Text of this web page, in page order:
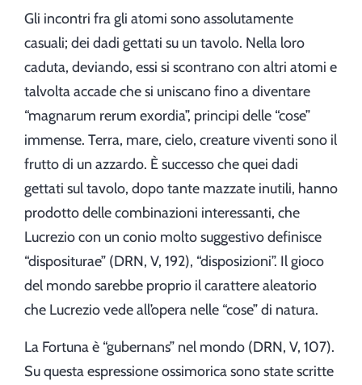
Gli incontri fra gli atomi sono assolutamente
casuali; dei dadi gettati su un tavolo. Nella loro
caduta, deviando, essi si scontrano con altri atomi e
talvolta accade che si uniscano fino a diventare
“magnarum rerum exordia”, principi delle “cose”
immense. Terra, mare, cielo, creature viventi sono il
frutto di un azzardo. È successo che quei dadi
gettati sul tavolo, dopo tante mazzate inutili, hanno
prodotto delle combinazioni interessanti, che
Lucrezio con un conio molto suggestivo definisce
“dispositurae” (DRN, V, 192), “disposizioni”. Il gioco
del mondo sarebbe proprio il carattere aleatorio
che Lucrezio vede all’opera nelle “cose” di natura.
La Fortuna è “gubernans” nel mondo (DRN, V, 107).
Su questa espressione ossimorica sono state scritte